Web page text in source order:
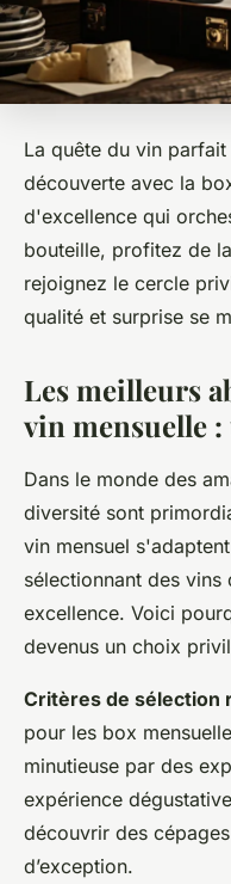
La quête du vin
découverte avec la
d'excellence qui
bouteille, profitez de
rejoignez le cercle
qualité et surprise se
Les meilleurs
vin mensuelle
Dans le monde des
diversité sont
vin mensuel
sélectionnant des
excellence. Voici
devenus un choix
Critères de sélection
pour les box
minutieuse par des
expérience
découvrir des
d’exception.